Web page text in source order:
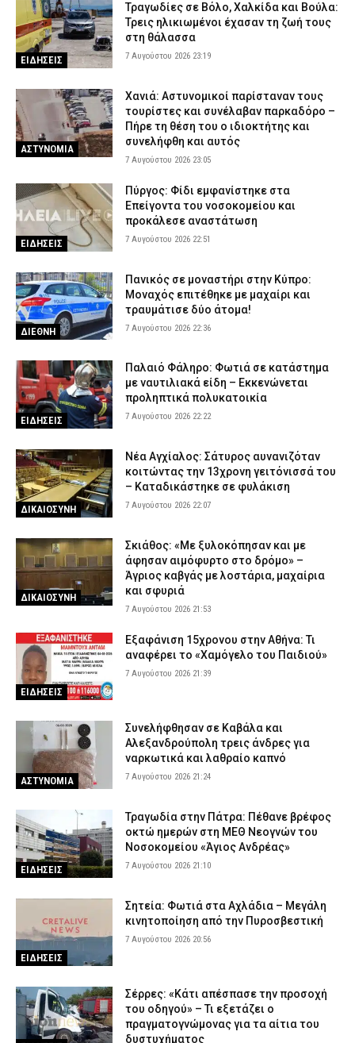
ΕΙΔΗΣΕΙΣ
Τραγωδίες σε Βόλο, Χαλκίδα και Βούλα:
Τρεις ηλικιωμένοι έχασαν τη ζωή τους
στη θάλασσα
7 Αυγούστου 2026 23:19
ΑΣΤΥΝΟΜΙΑ
Χανιά: Αστυνομικοί παρίσταναν τους
τουρίστες και συνέλαβαν παρκαδόρο –
Πήρε τη θέση του ο ιδιοκτήτης και
συνελήφθη και αυτός
7 Αυγούστου 2026 23:05
ΕΙΔΗΣΕΙΣ
Πύργος: Φίδι εμφανίστηκε στα
Επείγοντα του νοσοκομείου και
προκάλεσε αναστάτωση
7 Αυγούστου 2026 22:51
ΔΙΕΘΝΗ
Πανικός σε μοναστήρι στην Κύπρο:
Μοναχός επιτέθηκε με μαχαίρι και
τραυμάτισε δύο άτομα!
7 Αυγούστου 2026 22:36
ΕΙΔΗΣΕΙΣ
Παλαιό Φάληρο: Φωτιά σε κατάστημα
με ναυτιλιακά είδη – Εκκενώνεται
προληπτικά πολυκατοικία
7 Αυγούστου 2026 22:22
ΔΙΚΑΙΟΣΥΝΗ
Νέα Αγχίαλος: Σάτυρος αυνανιζόταν
κοιτώντας την 13χρονη γειτόνισσά του
– Καταδικάστηκε σε φυλάκιση
7 Αυγούστου 2026 22:07
ΔΙΚΑΙΟΣΥΝΗ
Σκιάθος: «Με ξυλοκόπησαν και με
άφησαν αιμόφυρτο στο δρόμο» –
Άγριος καβγάς με λοστάρια, μαχαίρια
και σφυριά
7 Αυγούστου 2026 21:53
ΕΙΔΗΣΕΙΣ
Εξαφάνιση 15χρονου στην Αθήνα: Τι
αναφέρει το «Χαμόγελο του Παιδιού»
7 Αυγούστου 2026 21:39
ΑΣΤΥΝΟΜΙΑ
Συνελήφθησαν σε Καβάλα και
Αλεξανδρούπολη τρεις άνδρες για
ναρκωτικά και λαθραίο καπνό
7 Αυγούστου 2026 21:24
ΕΙΔΗΣΕΙΣ
Τραγωδία στην Πάτρα: Πέθανε βρέφος
οκτώ ημερών στη ΜΕΘ Νεογνών του
Νοσοκομείου «Άγιος Ανδρέας»
7 Αυγούστου 2026 21:10
ΕΙΔΗΣΕΙΣ
Σητεία: Φωτιά στα Αχλάδια – Μεγάλη
κινητοποίηση από την Πυροσβεστική
7 Αυγούστου 2026 20:56
Σέρρες: «Κάτι απέσπασε την προσοχή
του οδηγού» – Τι εξετάζει ο
πραγματογνώμονας για τα αίτια του
δυστυχήματος